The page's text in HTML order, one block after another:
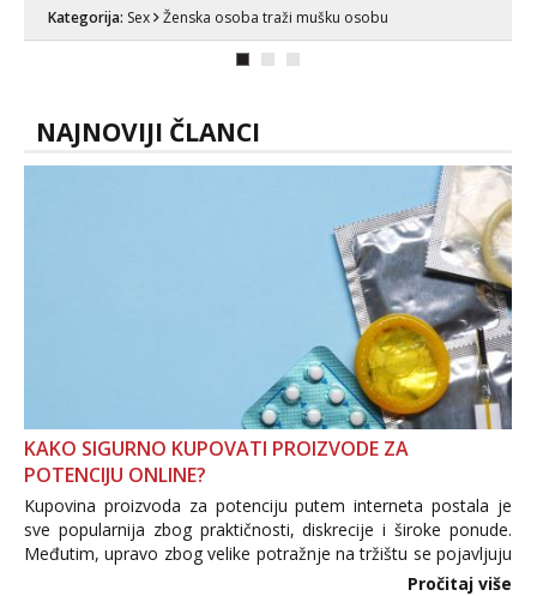
Kategorija: Sex Ženska osoba traži mušku osobu
NAJNOVIJI ČLANCI
KAKO SIGURNO KUPOVATI PROIZVODE ZA
POTENCIJU ONLINE?
Kupovina proizvoda za potenciju putem interneta postala je
sve popularnija zbog praktičnosti, diskrecije i široke ponude.
Međutim, upravo zbog velike potražnje na tržištu se pojavljuju
i brojni krivotvoreni proizvodi, nepouzdane internetske
Pročitaj više